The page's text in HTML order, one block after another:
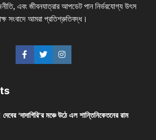
এবং জীবনযাত্রার আপডেট পান নির্ভরযোগ্য উৎস
সংবাদে আমরা প্রতিশ্রুতিবদ্ধ।
‘দাদাগিরি’র মঞ্চে উঠে এল শান্তিনিকেতনের রাম